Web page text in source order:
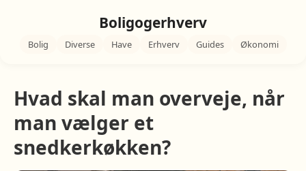
Boligogerhverv
Bolig Diverse Have Erhverv Guides Økonomi
Hvad skal man overveje, når
man vælger et
snedkerkøkken?